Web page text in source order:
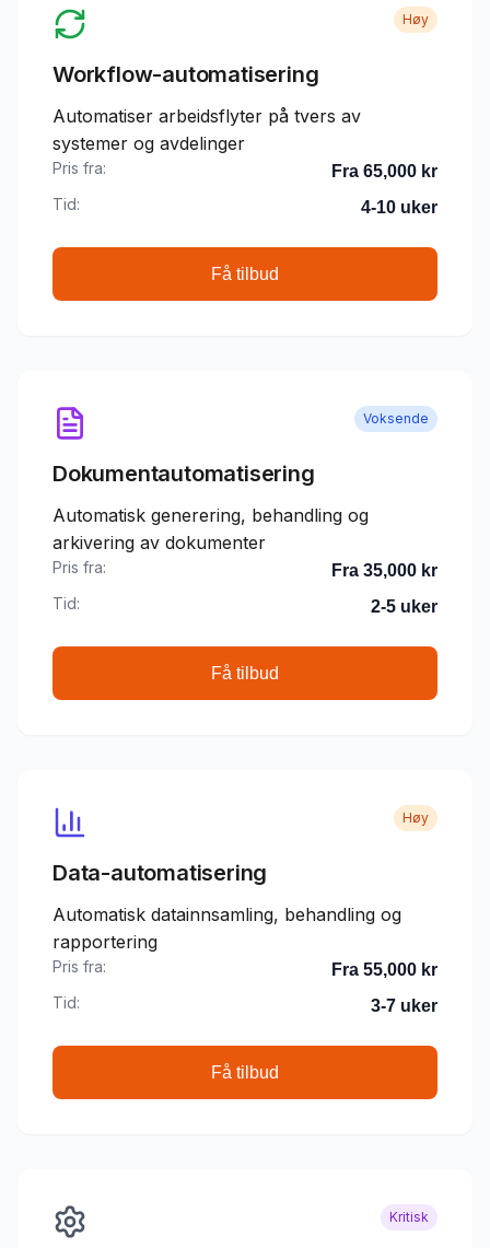
Høy
Workflow-automatisering
Automatiser arbeidsflyter på tvers av
systemer og avdelinger
Pris fra:
Fra 65,000 kr
Tid:
4-10 uker
Få tilbud
Voksende
Dokumentautomatisering
Automatisk generering, behandling og
arkivering av dokumenter
Pris fra:
Fra 35,000 kr
Tid:
2-5 uker
Få tilbud
Høy
Data-automatisering
Automatisk datainnsamling, behandling og
rapportering
Pris fra:
Fra 55,000 kr
Tid:
3-7 uker
Få tilbud
Kritisk